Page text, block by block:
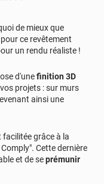
de mieux que
ce revêtement
un rendu réaliste !
d'unefinition 3D
projets : sur murs
ainsi une
facilitée grâce à la
Cette dernière
et de seprémunir